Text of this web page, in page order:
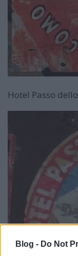
Blog - Do Not
Hotel Passo